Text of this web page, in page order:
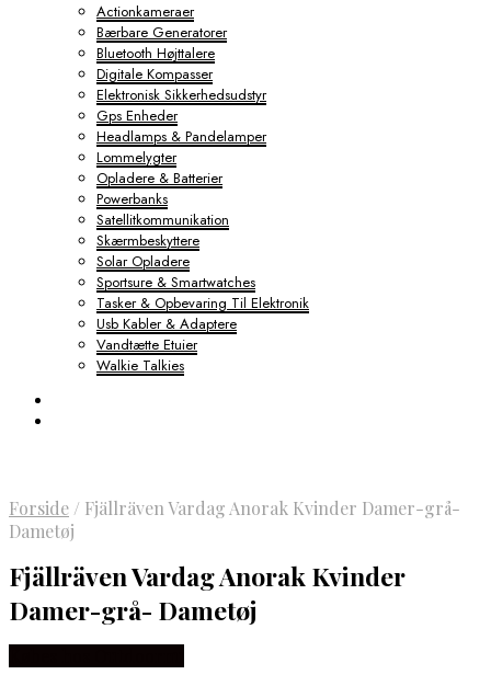
Actionkameraer
Bærbare Generatorer
Bluetooth Højttalere
Digitale Kompasser
Elektronisk Sikkerhedsudstyr
Gps Enheder
Headlamps & Pandelamper
Lommelygter
Opladere & Batterier
Powerbanks
Satellitkommunikation
Skærmbeskyttere
Solar Opladere
Sportsure & Smartwatches
Tasker & Opbevaring Til Elektronik
Usb Kabler & Adaptere
Vandtætte Etuier
Walkie Talkies
Forside / Fjällräven Vardag Anorak Kvinder Damer-grå-
Dametøj
Fjällräven Vardag Anorak Kvinder
Damer-grå- Dametøj